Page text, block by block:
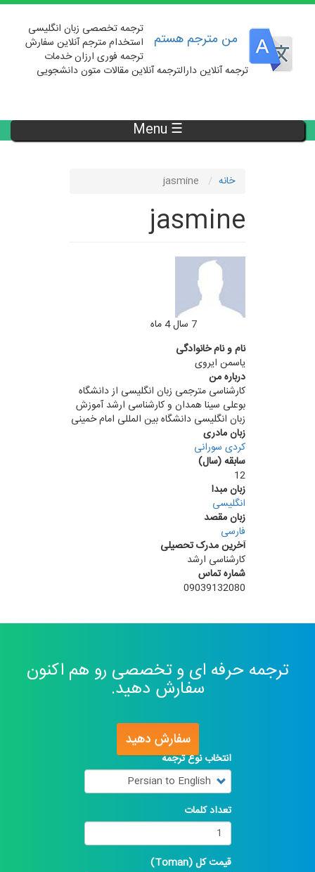
رفتن
محتوای
من مترجم هستم
ترجمه تخصصی زبان انگلیسی
استخدام مترجم آنلاین سفارش
ترجمه فوری ارزان خدمات
ترجمه آنلاین دارالترجمه آنلاین مقالات متون دانشجویی
Main
navigation
☰ Menu
خانه
jasmine
7 سال 4 ماه
نام و نام خانوادگی
یاسمن ایروی
درباره من
کارشناسی مترجمی زبان انگلیسی از دانشگاه
بوعلی سینا همدان و کارشناسی ارشد آموزش
زبان انگلیسی دانشگاه بین المللی امام خمینی
زبان مادری
کردی سورانی
سابقه (سال)
12
زبان مبدا
انگلیسی
زبان مقصد
فارسی
آخرین مدرک تحصیلی
کارشناسی ارشد
شماره تماس
09039132080
ترجمه حرفه ای و تخصصی رو هم اکنون
سفارش دهید.
سفارش دهید
انتخاب نوع ترجمه
تعداد کلمات
قیمت کل (Toman)